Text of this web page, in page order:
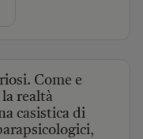
Come e
realtà
casistica di